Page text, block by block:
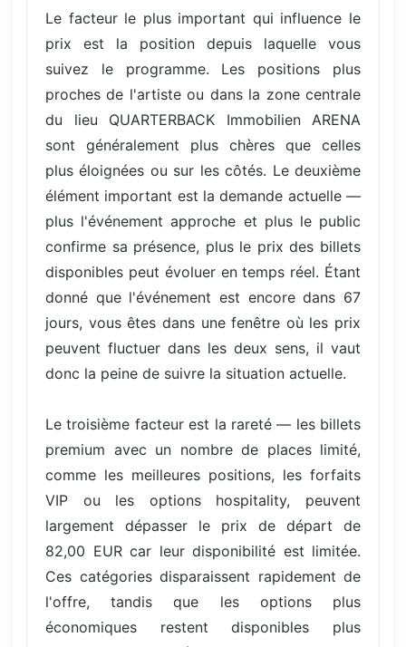
Le facteur le plus important qui influence le
prix est la position depuis laquelle vous
suivez le programme. Les positions plus
proches de l'artiste ou dans la zone centrale
du lieu QUARTERBACK Immobilien ARENA
sont généralement plus chères que celles
plus éloignées ou sur les côtés. Le deuxième
élément important est la demande actuelle —
plus l'événement approche et plus le public
confirme sa présence, plus le prix des billets
disponibles peut évoluer en temps réel. Étant
donné que l'événement est encore dans 67
jours, vous êtes dans une fenêtre où les prix
peuvent fluctuer dans les deux sens, il vaut
donc la peine de suivre la situation actuelle.
Le troisième facteur est la rareté — les billets
premium avec un nombre de places limité,
comme les meilleures positions, les forfaits
VIP ou les options hospitality, peuvent
largement dépasser le prix de départ de
82,00 EUR car leur disponibilité est limitée.
Ces catégories disparaissent rapidement de
l'offre, tandis que les options plus
économiques restent disponibles plus